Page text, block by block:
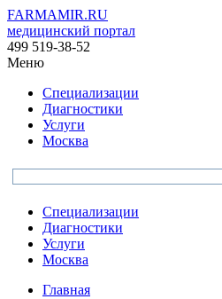
FARMAMIR.RU
медицинский портал
499 519-38-52
Меню
Специализации
Диагностики
Услуги
Москва
Специализации
Диагностики
Услуги
Москва
Главная